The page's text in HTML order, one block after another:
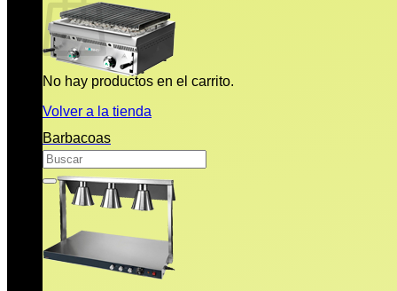
No hay productos en el carrito.
Volver a la tienda
Buscar
por:
Barbacoas